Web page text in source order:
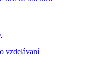
vzdelávaní